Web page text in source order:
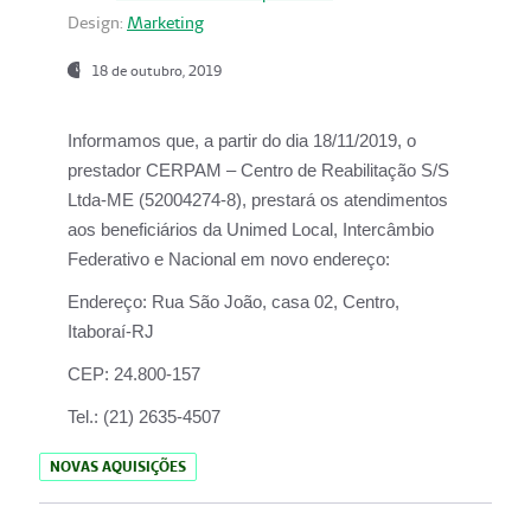
Design: Marketing
18 de outubro, 2019
Informamos que, a partir do dia 18/11/2019, o
prestador CERPAM – Centro de Reabilitação S/S
Ltda-ME (52004274-8), prestará os atendimentos
aos beneficiários da Unimed Local, Intercâmbio
Federativo e Nacional em novo endereço:
Endereço: Rua São João, casa 02, Centro,
Itaboraí-RJ
CEP: 24.800-157
Tel.: (21) 2635-4507
NOVAS AQUISIÇÕES